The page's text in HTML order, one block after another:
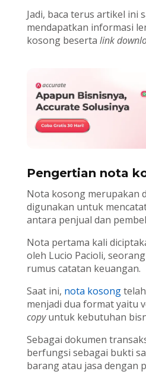
Jadi, baca terus artikel ini
mendapatkan informasi
kosong beserta link
Pengertian nota
Nota kosong merupakan
digunakan untuk
antara penjual dan
Nota pertama kali
oleh Lucio Pacioli,
rumus catatan keuangan.
Saat ini, nota kosong
menjadi dua format yaitu
copyuntuk kebutuhan
Sebagai dokumen
berfungsi sebagai bukti
barang atau jasa dengan